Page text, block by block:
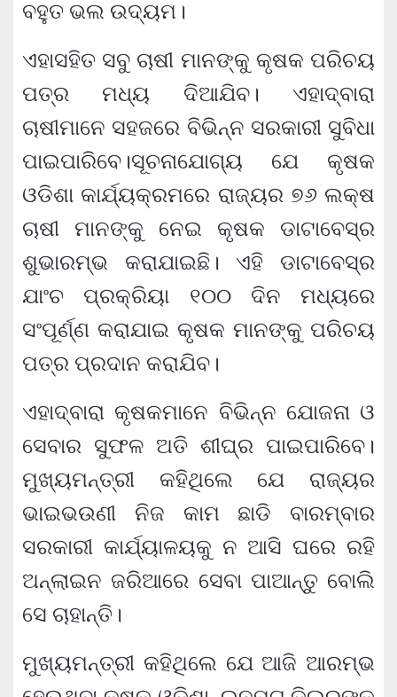
ବହୁତ ଭଲ ଉଦ୍ୟମ।
ଏହାସହିତ ସବୁ ଚାଷୀ ମାନଙ୍କୁ କୃଷକ ପରିଚୟ
ପତ୍ର ମଧ୍ୟ ଦିଆଯିବ। ଏହାଦ୍ବାରା
ଚାଷୀମାନେ ସହଜରେ ବିଭିନ୍ନ ସରକାରୀ ସୁବିଧା
ପାଇପାରିବେ।ସୂଚନାଯୋଗ୍ୟ ଯେ କୃଷକ
ଓଡିଶା କାର୍ଯ୍ୟକ୍ରମରେ ରାଜ୍ୟର ୭୬ ଲକ୍ଷ
ଚାଷୀ ମାନଙ୍କୁ ନେଇ କୃଷକ ଡାଟାବେସ୍‌ର
ଶୁଭାରମ୍ଭ କରାଯାଇଛି। ଏହି ଡାଟାବେସ୍‌ର
ଯାଂଚ ପ୍ରକ୍ରିୟା ୧୦୦ ଦିନ ମଧ୍ୟରେ
ସଂପୂର୍ଣ୍ଣ କରାଯାଇ କୃଷକ ମାନଙ୍କୁ ପରିଚୟ
ପତ୍ର ପ୍ରଦାନ କରାଯିବ।
ଏହାଦ୍ବାରା କୃଷକମାନେ ବିଭିନ୍ନ ଯୋଜନା ଓ
ସେବାର ସୁଫଳ ଅତି ଶୀଘ୍ର ପାଇପାରିବେ।
ମୁଖ୍ୟମନ୍ତ୍ରୀ କହିଥିଲେ ଯେ ରାଜ୍ୟର
ଭାଇଭଉଣୀ ନିଜ କାମ ଛାଡି ବାରମ୍ବାର
ସରକାରୀ କାର୍ଯ୍ୟାଳୟକୁ ନ ଆସି ଘରେ ରହି
ଅନ୍‌ଲାଇନ ଜରିଆରେ ସେବା ପାଆନ୍ତୁ ବୋଲି
ସେ ଚାହାନ୍ତି।
ମୁଖ୍ୟମନ୍ତ୍ରୀ କହିଥିଲେ ଯେ ଆଜି ଆରମ୍ଭ